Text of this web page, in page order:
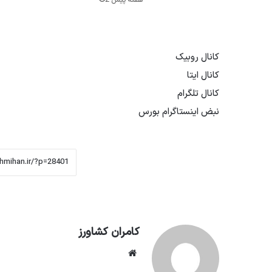
کانال روبیک
کانال ایتا
کانال تلگرام
نبض اینستاگرام بورس
کامران کشاورز